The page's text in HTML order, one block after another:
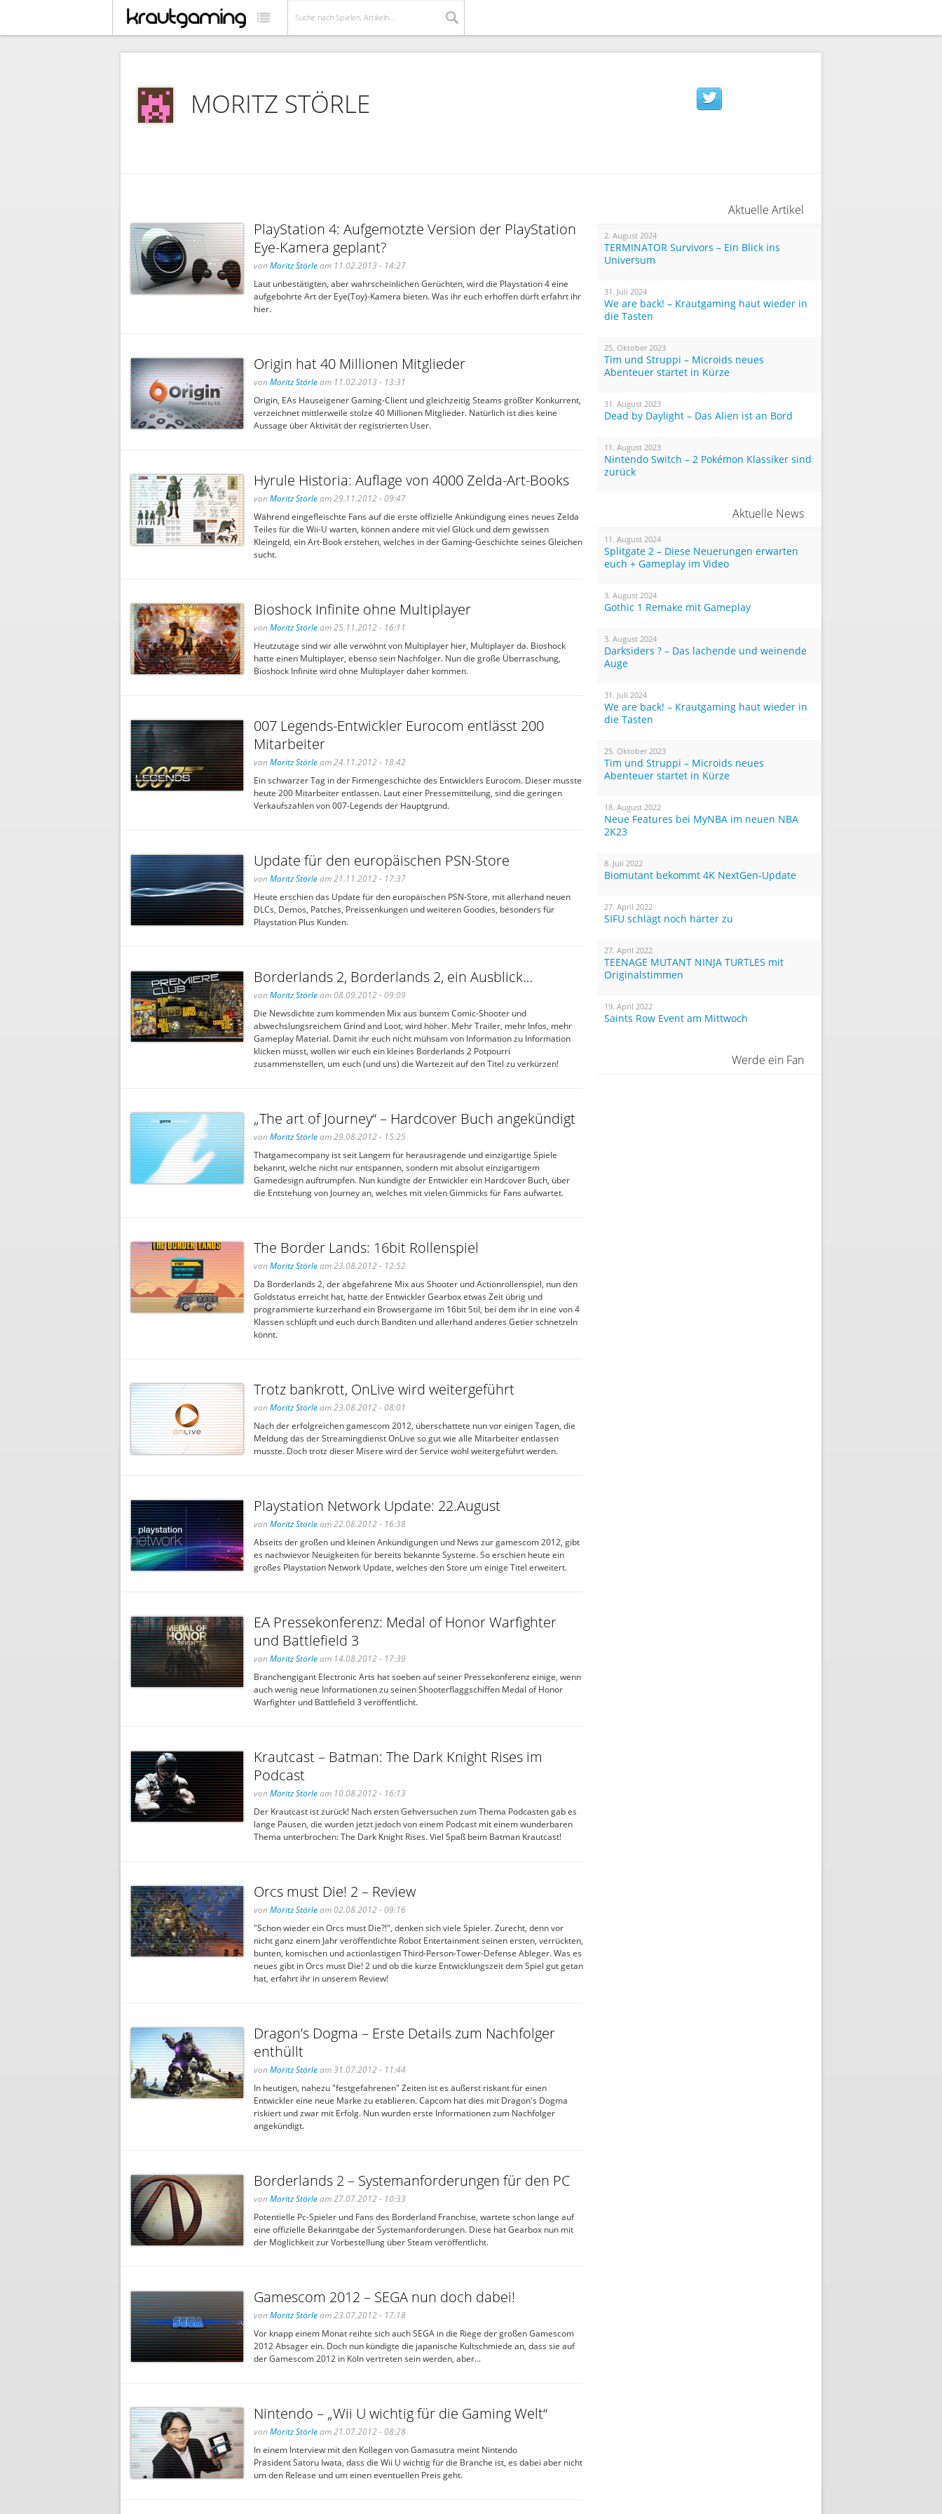
MORITZ STÖRLE
PlayStation 4: Aufgemotzte Version der PlayStation
Eye-Kamera geplant?
von Moritz Störleam 11.02.2013 - 14:27
Laut unbestätigten, aber wahrscheinlichen Gerüchten, wird die Playstation 4 eine
aufgebohrte Art der Eye(Toy)-Kamera bieten. Was ihr euch erhoffen dürft erfahrt ihr
hier.
Origin hat 40 Millionen Mitglieder
von Moritz Störleam 11.02.2013 - 13:31
Origin, EAs Hauseigener Gaming-Client und gleichzeitig Steams größter Konkurrent,
verzeichnet mittlerweile stolze 40 Millionen Mitglieder. Natürlich ist dies keine
Aussage über Aktivität der registrierten User.
Hyrule Historia: Auflage von 4000 Zelda-Art-Books
von Moritz Störleam 29.11.2012 - 09:47
Während eingefleischte Fans auf die erste offizielle Ankündigung eines neues Zelda
Teiles für die Wii-U warten, können andere mit viel Glück und dem gewissen
Kleingeld, ein Art-Book erstehen, welches in der Gaming-Geschichte seines Gleichen
sucht.
Bioshock Infinite ohne Multiplayer
von Moritz Störleam 25.11.2012 - 16:11
Heutzutage sind wir alle verwöhnt von Multiplayer hier, Multiplayer da. Bioshock
hatte einen Multiplayer, ebenso sein Nachfolger. Nun die große Überraschung,
Bioshock Infinite wird ohne Multiplayer daher kommen.
007 Legends-Entwickler Eurocom entlässt 200
Mitarbeiter
von Moritz Störleam 24.11.2012 - 18:42
Ein schwarzer Tag in der Firmengeschichte des Entwicklers Eurocom. Dieser musste
heute 200 Mitarbeiter entlassen. Laut einer Pressemitteilung, sind die geringen
Verkaufszahlen von 007-Legends der Hauptgrund.
Update für den europäischen PSN-Store
von Moritz Störleam 21.11.2012 - 17:37
Heute erschien das Update für den europäischen PSN-Store, mit allerhand neuen
DLCs, Demos, Patches, Preissenkungen und weiteren Goodies, besonders für
Playstation Plus Kunden.
Borderlands 2, Borderlands 2, ein Ausblick…
von Moritz Störleam 08.09.2012 - 09:09
Die Newsdichte zum kommenden Mix aus buntem Comic-Shooter und
abwechslungsreichem Grind and Loot, wird höher. Mehr Trailer, mehr Infos, mehr
Gameplay Material. Damit ihr euch nicht mühsam von Information zu Information
klicken müsst, wollen wir euch ein kleines Borderlands 2 Potpourri
zusammenstellen, um euch (und uns) die Wartezeit auf den Titel zu verkürzen!
„The art of Journey“ – Hardcover Buch angekündigt
von Moritz Störleam 29.08.2012 - 15:25
Thatgamecompany ist seit Langem für herausragende und einzigartige Spiele
bekannt, welche nicht nur entspannen, sondern mit absolut einzigartigem
Gamedesign auftrumpfen. Nun kündigte der Entwickler ein Hardcover Buch, über
die Entstehung von Journey an, welches mit vielen Gimmicks für Fans aufwartet.
The Border Lands: 16bit Rollenspiel
von Moritz Störleam 23.08.2012 - 12:52
Da Borderlands 2, der abgefahrene Mix aus Shooter und Actionrollenspiel, nun den
Goldstatus erreicht hat, hatte der Entwickler Gearbox etwas Zeit übrig und
programmierte kurzerhand ein Browsergame im 16bit Stil, bei dem ihr in eine von 4
Klassen schlüpft und euch durch Banditen und allerhand anderes Getier schnetzeln
könnt.
Trotz bankrott, OnLive wird weitergeführt
von Moritz Störleam 23.08.2012 - 08:01
Nach der erfolgreichen gamescom 2012, überschattete nun vor einigen Tagen, die
Meldung das der Streamingdienst OnLive so gut wie alle Mitarbeiter entlassen
musste. Doch trotz dieser Misere wird der Service wohl weitergeführt werden.
Playstation Network Update: 22.August
von Moritz Störleam 22.08.2012 - 16:38
Abseits der großen und kleinen Ankündigungen und News zur gamescom 2012, gibt
es nachwievor Neuigkeiten für bereits bekannte Systeme. So erschien heute ein
großes Playstation Network Update, welches den Store um einige Titel erweitert.
EA Pressekonferenz: Medal of Honor Warfighter
und Battlefield 3
von Moritz Störleam 14.08.2012 - 17:39
Branchengigant Electronic Arts hat soeben auf seiner Pressekonferenz einige, wenn
auch wenig neue Informationen zu seinen Shooterflaggschiffen Medal of Honor
Warfighter und Battlefield 3 veröffentlicht.
Krautcast – Batman: The Dark Knight Rises im
Podcast
von Moritz Störleam 10.08.2012 - 16:13
Der Krautcast ist zurück! Nach ersten Gehversuchen zum Thema Podcasten gab es
lange Pausen, die wurden jetzt jedoch von einem Podcast mit einem wunderbaren
Thema unterbrochen: The Dark Knight Rises. Viel Spaß beim Batman Krautcast!
Orcs must Die! 2 – Review
von Moritz Störleam 02.08.2012 - 09:16
"Schon wieder ein Orcs must Die?!", denken sich viele Spieler. Zurecht, denn vor
nicht ganz einem Jahr veröffentlichte Robot Entertainment seinen ersten, verrückten,
bunten, komischen und actionlastigen Third-Person-Tower-Defense Ableger. Was es
neues gibt in Orcs must Die! 2 und ob die kurze Entwicklungszeit dem Spiel gut getan
hat, erfahrt ihr in unserem Review!
Dragon’s Dogma – Erste Details zum Nachfolger
enthüllt
von Moritz Störleam 31.07.2012 - 11:44
In heutigen, nahezu "festgefahrenen" Zeiten ist es äußerst riskant für einen
Entwickler eine neue Marke zu etablieren. Capcom hat dies mit Dragon's Dogma
riskiert und zwar mit Erfolg. Nun wurden erste Informationen zum Nachfolger
angekündigt.
Borderlands 2 – Systemanforderungen für den PC
von Moritz Störleam 27.07.2012 - 10:33
Potentielle Pc-Spieler und Fans des Borderland Franchise, wartete schon lange auf
eine offizielle Bekanntgabe der Systemanforderungen. Diese hat Gearbox nun mit
der Möglichkeit zur Vorbestellung über Steam veröffentlicht.
Gamescom 2012 – SEGA nun doch dabei!
von Moritz Störleam 23.07.2012 - 17:18
Vor knapp einem Monat reihte sich auch SEGA in die Riege der großen Gamescom
2012 Absager ein. Doch nun kündigte die japanische Kultschmiede an, dass sie auf
der Gamescom 2012 in Köln vertreten sein werden, aber...
Nintendo – „Wii U wichtig für die Gaming Welt“
von Moritz Störleam 21.07.2012 - 08:28
In einem Interview mit den Kollegen von Gamasutra meint Nintendo
Präsident Satoru Iwata, dass die Wii U wichtig für die Branche ist, es dabei aber nicht
um den Release und um einen eventuellen Preis geht.
Aktuelle Artikel
2. August 2024
TERMINATOR Survivors – Ein Blick ins
Universum
31. Juli 2024
We are back! – Krautgaming haut wieder in
die Tasten
25. Oktober 2023
Tim und Struppi – Microids neues
Abenteuer startet in Kürze
31. August 2023
Dead by Daylight – Das Alien ist an Bord
11. August 2023
Nintendo Switch – 2 Pokémon Klassiker sind
zurück
Aktuelle News
11. August 2024
Splitgate 2 – Diese Neuerungen erwarten
euch + Gameplay im Video
3. August 2024
Gothic 1 Remake mit Gameplay
3. August 2024
Darksiders ? – Das lachende und weinende
Auge
31. Juli 2024
We are back! – Krautgaming haut wieder in
die Tasten
25. Oktober 2023
Tim und Struppi – Microids neues
Abenteuer startet in Kürze
18. August 2022
Neue Features bei MyNBA im neuen NBA
2K23
8. Juli 2022
Biomutant bekommt 4K NextGen-Update
27. April 2022
SIFU schlägt noch härter zu
27. April 2022
TEENAGE MUTANT NINJA TURTLES mit
Originalstimmen
19. April 2022
Saints Row Event am Mittwoch
Werde ein Fan